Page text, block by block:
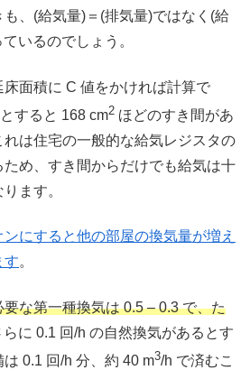
、(給気量)＝(排気量)ではなく(給
いるのでしょう。
床面積に C 値をかければ計算で
すると 168 cm2 ほどのすき間があ
は住宅の一般的な給気レジスタの
め、すき間からだけでも給気は十
ます。
にすると他の部屋の換気量が増え
す。
要な第一種換気は 0.5 – 0.3 で、た
らに 0.1 回/h の自然換気があるとす
0.1 回/h 分、約 40 m3/h で済むこ